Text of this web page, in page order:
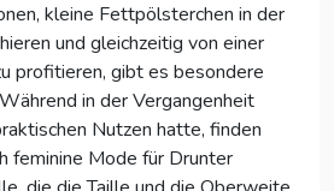
kleine Fettpölsterchen in der
und gleichzeitig von einer
profitieren, gibt es besondere
in der Vergangenheit
Nutzen hatte, finden
feminine Mode für Drunter